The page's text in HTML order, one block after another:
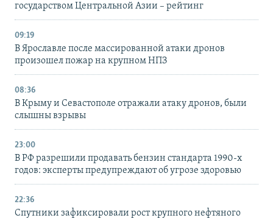
государством Центральной Азии – рейтинг
09:19
В Ярославле после массированной атаки дронов
произошел пожар на крупном НПЗ
08:36
В Крыму и Севастополе отражали атаку дронов, были
слышны взрывы
23:00
В РФ разрешили продавать бензин стандарта 1990-х
годов: эксперты предупреждают об угрозе здоровью
22:36
Спутники зафиксировали рост крупного нефтяного